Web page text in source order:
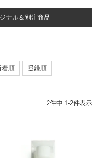
ナル＆別注商品
着順
登録順
2件中 1-2件表示